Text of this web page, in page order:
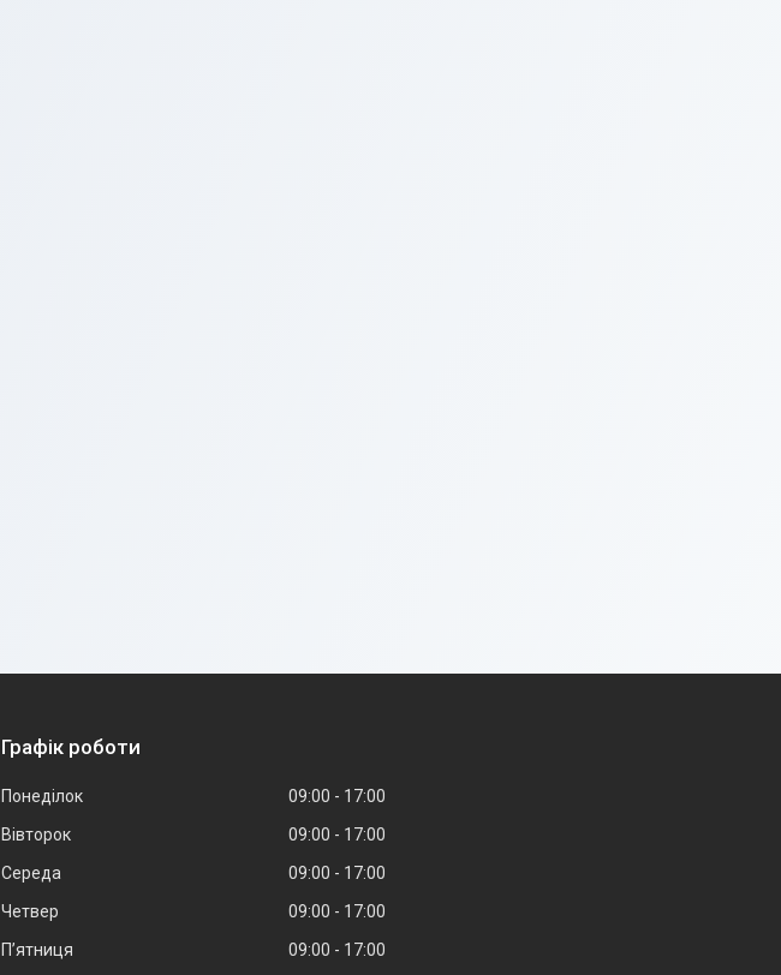
Графік роботи
Понеділок 09:00
17:00
Вівторок
09:00
17:00
Середа
09:00
17:00
Четвер
09:00
17:00
Пʼятниця
09:00 17:00